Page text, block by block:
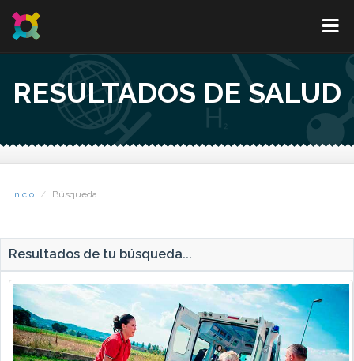
RESULTADOS DE SALUD
Inicio Búsqueda
Resultados de tu búsqueda...